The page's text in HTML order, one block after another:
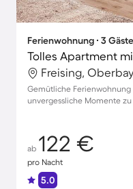
Ferienwohnung ∙ 3
Freising,
Gemütliche
unvergessliche Momente
ab 122 €
pro Nacht
5.0